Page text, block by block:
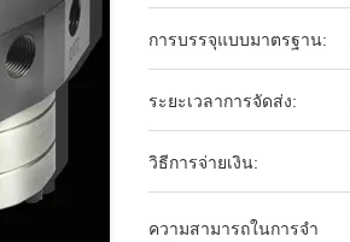
การบรรจุแบบมาตรฐาน:
ระยะเวลาการจัดส่ง:
วิธีการจ่ายเงิน:
ความสามารถในการจํา